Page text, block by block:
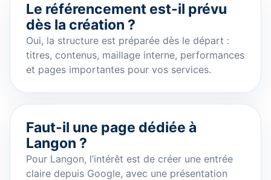
Le référencement est-il prévu
dès la création ?
Oui, la structure est préparée dès le départ :
titres, contenus, maillage interne, performances
et pages importantes pour vos services.
Faut-il une page dédiée à
Langon ?
Pour Langon, l’intérêt est de créer une entrée
claire depuis Google, avec une présentation